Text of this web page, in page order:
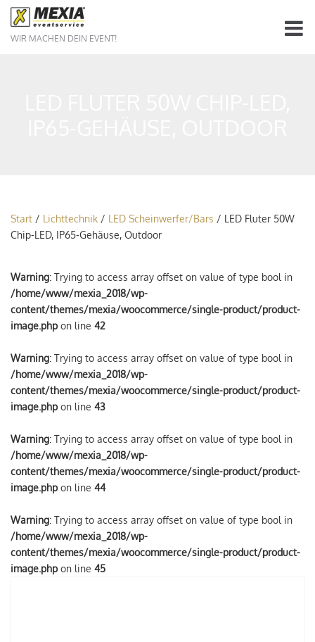
WIR MACHEN DEIN EVENT!
Start / Lichttechnik / LED Scheinwerfer/Bars / LED Fluter 50W
Chip-LED, IP65-Gehäuse, Outdoor
Warning: Trying to access array offset on value of type bool in
/home/www/mexia_2018/wp-
content/themes/mexia/woocommerce/single-product/product-
image.phpon line 42
Warning: Trying to access array offset on value of type bool in
/home/www/mexia_2018/wp-
content/themes/mexia/woocommerce/single-product/product-
image.phpon line 43
Warning: Trying to access array offset on value of type bool in
/home/www/mexia_2018/wp-
content/themes/mexia/woocommerce/single-product/product-
image.phpon line 44
Warning: Trying to access array offset on value of type bool in
/home/www/mexia_2018/wp-
content/themes/mexia/woocommerce/single-product/product-
image.phpon line 45